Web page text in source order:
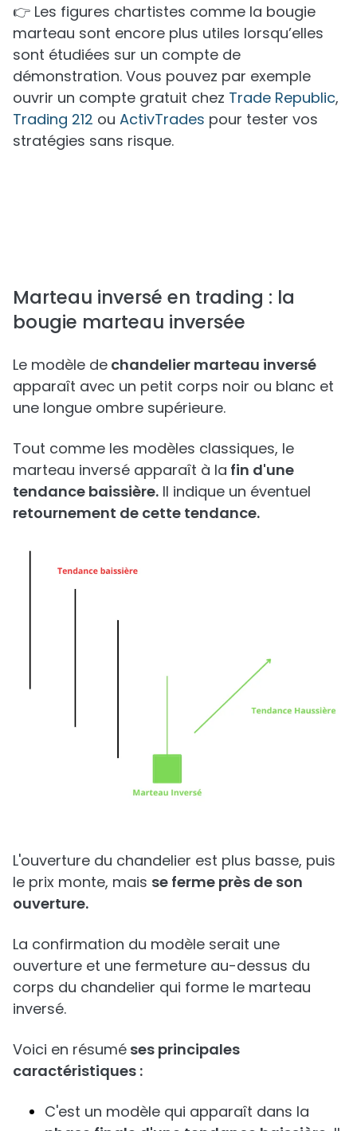
👉 Les figures chartistes comme la bougie
marteau sont encore plus utiles lorsqu’elles
sont étudiées sur un compte de
démonstration. Vous pouvez par exemple
ouvrir un compte gratuit chez Trade Republic,
Trading 212 ou ActivTrades pour tester vos
stratégies sans risque.
Marteau inversé en trading : la
bougie marteau inversée
Le modèle de chandelier marteau inversé
apparaît avec un petit corps noir ou blanc et
une longue ombre supérieure.
Tout comme les modèles classiques, le
marteau inversé apparaît à la fin d'une
tendance baissière. Il indique un éventuel
retournement de cette tendance.
L'ouverture du chandelier est plus basse, puis
le prix monte, mais se ferme près de son
ouverture.
La confirmation du modèle serait une
ouverture et une fermeture au-dessus du
corps du chandelier qui forme le marteau
inversé.
Voici en résumé ses principales
caractéristiques :
C'est un modèle qui apparaît dans la